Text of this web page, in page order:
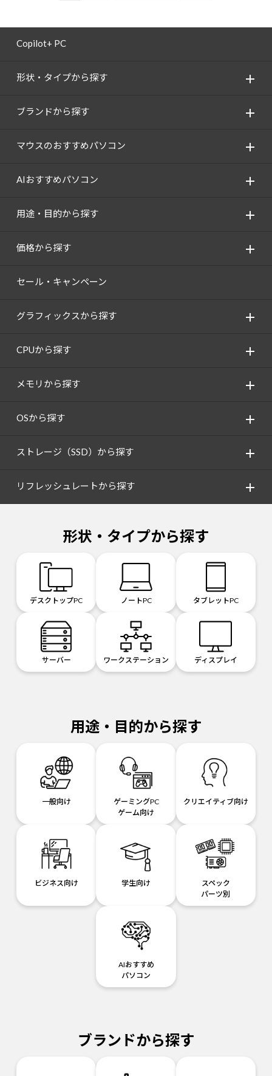
Copilot+ PC
形状・タイプから探す
ブランドから探す
マウスのおすすめパソコン
AIおすすめパソコン
用途・目的から探す
価格から探す
セール・キャンペーン
グラフィックスから探す
CPUから探す
メモリから探す
OSから探す
ストレージ（SSD）から探す
リフレッシュレートから探す
形状・タイプから探す
デスクトップPC ノートPC タブレットPC
サーバー ワークステーション ディスプレイ
用途・目的から探す
一般向け
ゲーミングPC
ゲーム向け
クリエイティブ向け
ビジネス向け 学生向け
スペック
パーツ別
AIおすすめ
パソコン
ブランドから探す